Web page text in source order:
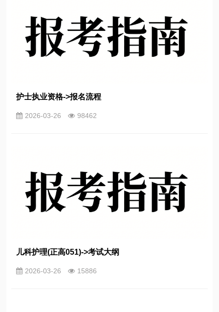
护士执业资格->报名流程
2026-03-26 98462
儿科护理(正高051)->考试大纲
2026-03-26 15886